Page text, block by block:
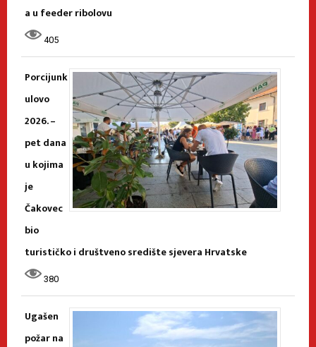
a u feeder ribolovu
405
Porcijunk
ulovo
2026. –
pet dana
u kojima
je
Čakovec
bio
turističko i društveno središte sjevera Hrvatske
380
Ugašen
požar na